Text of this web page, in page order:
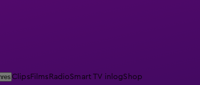
ClipsFilmsRadioSmart TV inlogShop